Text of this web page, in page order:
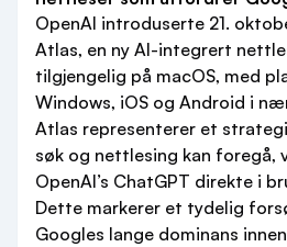
OpenAI introduserte 21.
Atlas, en ny AI-integrert
tilgjengelig på macOS, med
Windows, iOS og Android i
Atlas representerer et
søk og nettlesing kan foregå,
OpenAI’s ChatGPT direkte i
Dette markerer et tydelig
Googles lange dominans